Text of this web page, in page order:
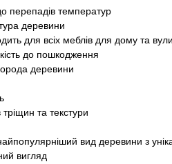
перепадів температур
деревини
для всіх меблів для дому та
до пошкодження
деревини
та текстури
вид деревини з
вигляд